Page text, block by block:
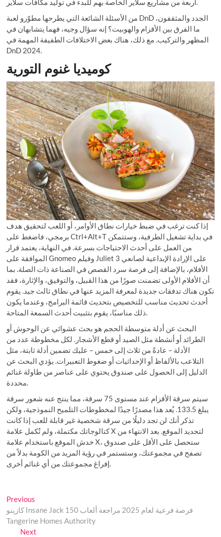
أربعة من مشاريع سلاير الخاصة بهم للبدء في توليد مكافآت سلاير.
من الأسئلة الشائعة التي يطرحها مطوّرو لعبة DnD الجدد والمثقفون،
ما الفرق بين الأقزام والهوبيت؟ إنه سؤال وجيه، فهما يتشابهان في
المظهر والتركيب. مع ذلك، هناك بعض الاختلافات الطفيفة المهمة في
DnD 2024.
كوميديا ​​​​غنوم التورية
إذا كنت ترغب في ضبط خيارات نطاق الأوامر، أو اللعب لتحقيق هدف
برمجي، فاضغط على Ctrl+Alt+T في بداية تشغيل الطرفية، وستتمكن
من العمل على أحدث الاحتياجات بسرعة. في النهاية، يعتمد قرار
الموافقة على Gnomeo وفيلم Juliet 3 على الإرادة الإبداعية لصانعي
الأفلام، بالإضافة إلى فرصة سرد القصص في الصناعة ذات الصلة. بما
أن الأفلام الأولى تضمنت صورًا من هذا القبيل، والتوفيق، والإثارة، فقد
تكون هناك تدفقات جديدة لمعرفة المزيد عنها في نطاق ثالث جيد. يقوم
أحدث تحديث مناسب للتخصيص بتحديث قائمة البرامج، وعندما يكون
ذلك مناسبًا، يقوم بتثبيت أحدث السمعة المتاحة.
البحث عن أدلة متوسطة الحجم هو بحث عشوائي عن الوحوش أو
الطرائد أو أنشطة مثل الصيد أو قطع الأشجار. لكل مخطوطة عدد من
الأدلة – عادةً من ثلاث إلى خمس – عليك تضمين أدلة ثابتة، مثل
التلاعب بالألفاظ أو الإحداثيات أو ضغوط التعبيرات. يؤدي البحث عن
الدليل إلى الحصول على صندوق يحتوي على عناصر من طاولة غنائم
محددة.
سيتم سرقة الأقزام عند مستوى 75 سرقة، مما ينتج عنه شعور سرقة
يبلغ 133.5. يُعد هذا مصدرًا جيدًا لمخطوطات التلميح النموذجية، ولكن
تذكر أنك لن تجد دليلًا من سرقة شخصية غير قابلة للعب إذا كانت
كتالوجاتك مكتملة، ولم تُكمل علامة X لتحديد الموقع. بعد الانتهاء من
خدش الموقع باستخدام علامة X، ستحصل على الأقل على صندوق
تصفح في مجموعتك، وستستمر في رؤية المزيد من الكومة بدلاً من
إفراغ مجموعتك من أي غنائم أخرى.
Post
navigation
Previous
post:
كازينو Insane Jack 150 فرصة فرعية لعام 2025 مراجعة ألعاب
Tangerine Homes Authority
NextNext